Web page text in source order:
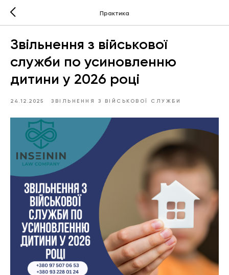
Практика
Звільнення з військової
служби по усиновленню
дитини у 2026 році
24.12.2025 ЗВІЛЬНЕННЯ З ВІЙСЬКОВОЇ СЛУЖБИ